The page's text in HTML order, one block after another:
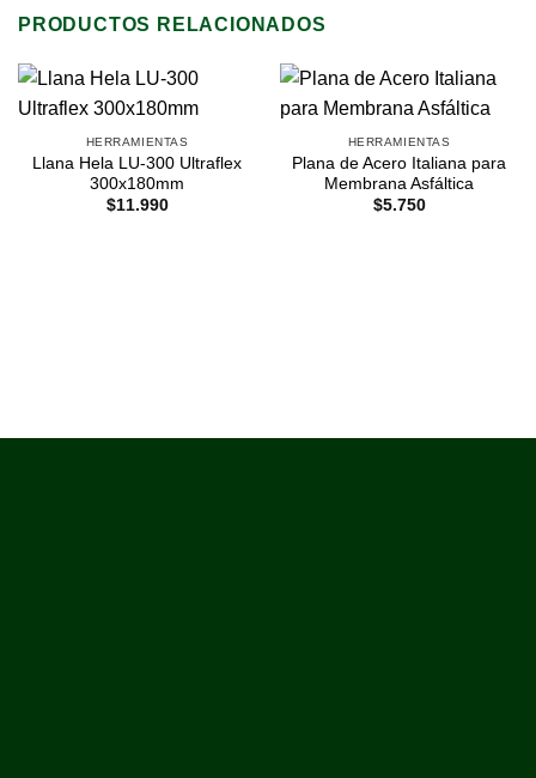
PRODUCTOS RELACIONADOS
HERRAMIENTAS
Llana Hela LU-300 Ultraflex
300x180mm
$11.990
HERRAMIENTAS
Plana de Acero Italiana para
Membrana Asfáltica
$5.750